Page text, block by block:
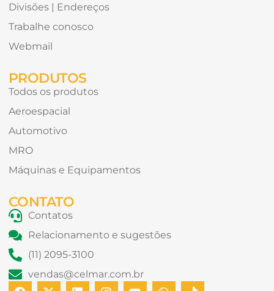
Divisões | Endereços
Trabalhe conosco
Webmail
PRODUTOS
Todos os produtos
Aeroespacial
Automotivo
MRO
Máquinas e Equipamentos
CONTATO
Contatos
Relacionamento e sugestões
(11) 2095-3100
vendas@celmar.com.br
F
X
L
I
Y
W
T